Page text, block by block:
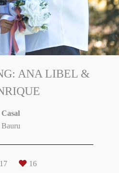
ANA LIBEL &
Casal
Bauru
16